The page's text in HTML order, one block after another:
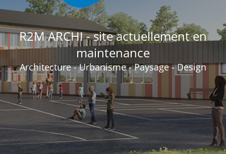
R2M ARCHI - site actuellement en
maintenance
Architecture - Urbanisme - Paysage - Design